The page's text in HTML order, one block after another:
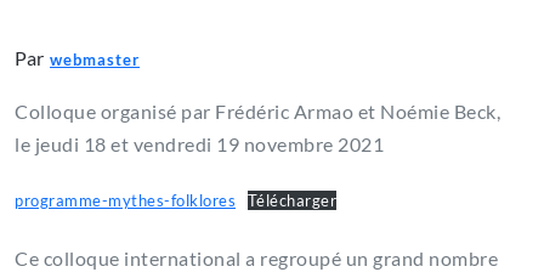
Par webmaster
Colloque organisé par Frédéric Armao et Noémie Beck,
le jeudi 18 et vendredi 19 novembre 2021
programme-mythes-folklores Télécharger
Ce colloque international a regroupé un grand nombre